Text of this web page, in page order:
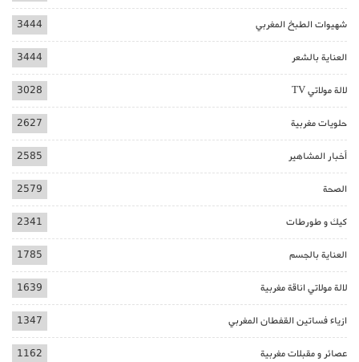
شهيوات الطبخ المغربي 3444
العناية بالشعر 3444
لالة مولاتي TV 3028
حلويات مغربية 2627
أخبار المشاهير 2585
الصحة 2579
كيك و طورطات 2341
العناية بالجسم 1785
لالة مولاتي اناقة مغربية 1639
ازياء فساتين القفطان المغربي 1347
عصائر و مقبلات مغربية 1162